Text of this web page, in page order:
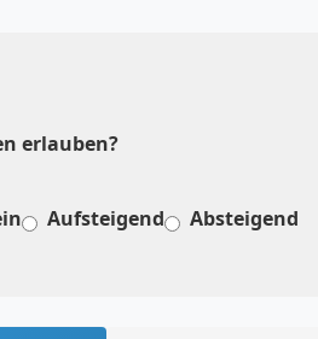
erlauben?
Aufsteigend Absteigend